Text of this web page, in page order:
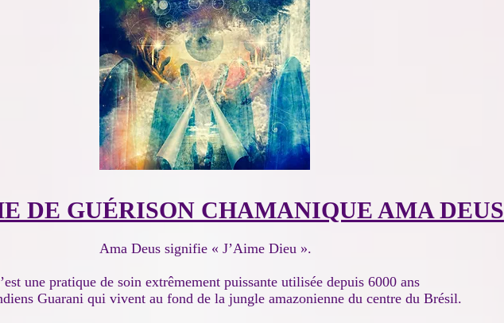
DE GUÉRISON CHAMANIQUE AMA DEUS
Ama Deus signifie « J’Aime Dieu ».
une pratique de soin extrêmement puissante utilisée depuis 6000 ans
Guarani qui vivent au fond de la jungle amazonienne du centre du Brésil.